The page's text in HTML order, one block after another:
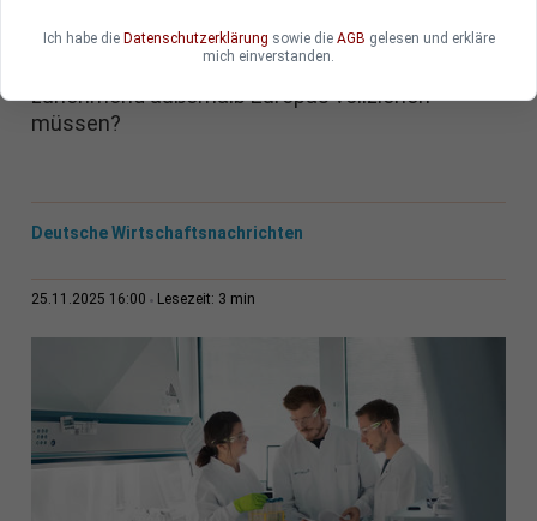
Welche Folgen hat es, wenn innovative Biotech-
Unternehmen ihre Wachstumsschritte
zunehmend außerhalb Europas vollziehen
müssen?
Deutsche Wirtschaftsnachrichten
25.11.2025 16:00 Lesezeit: 3 min
Ich habe die Datenschutzerklärung sowie die AGB gelesen und erkläre
mich einverstanden.